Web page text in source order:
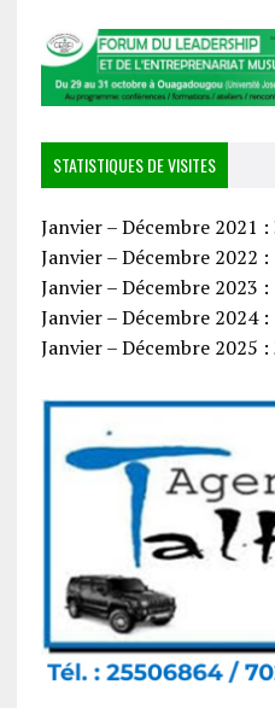
STATISTIQUES DE VISITES
Janvier – Décembre 2021
Janvier – Décembre 2022 :
Janvier – Décembre 2023 :
Janvier – Décembre 2024 :
Janvier – Décembre 2025 :